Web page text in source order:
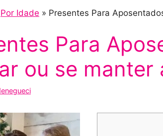
Por Idade » Presentes Para
Para
ou se manter